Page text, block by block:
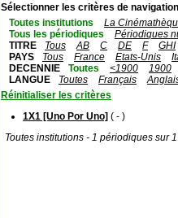
Sélectionner les critères de
Toutes institutions
La
Tous les périodiques
Périodiques
TITRE
Tous AB C DE F
GHI
PAYS
Tous France Etats-Unis
DECENNIE
Toutes <1900
1900
LANGUE
Toutes Français
Réinitialiser les critères
1X1 [Uno Por Uno] ( - )
Toutes institutions - 1 périodiques sur